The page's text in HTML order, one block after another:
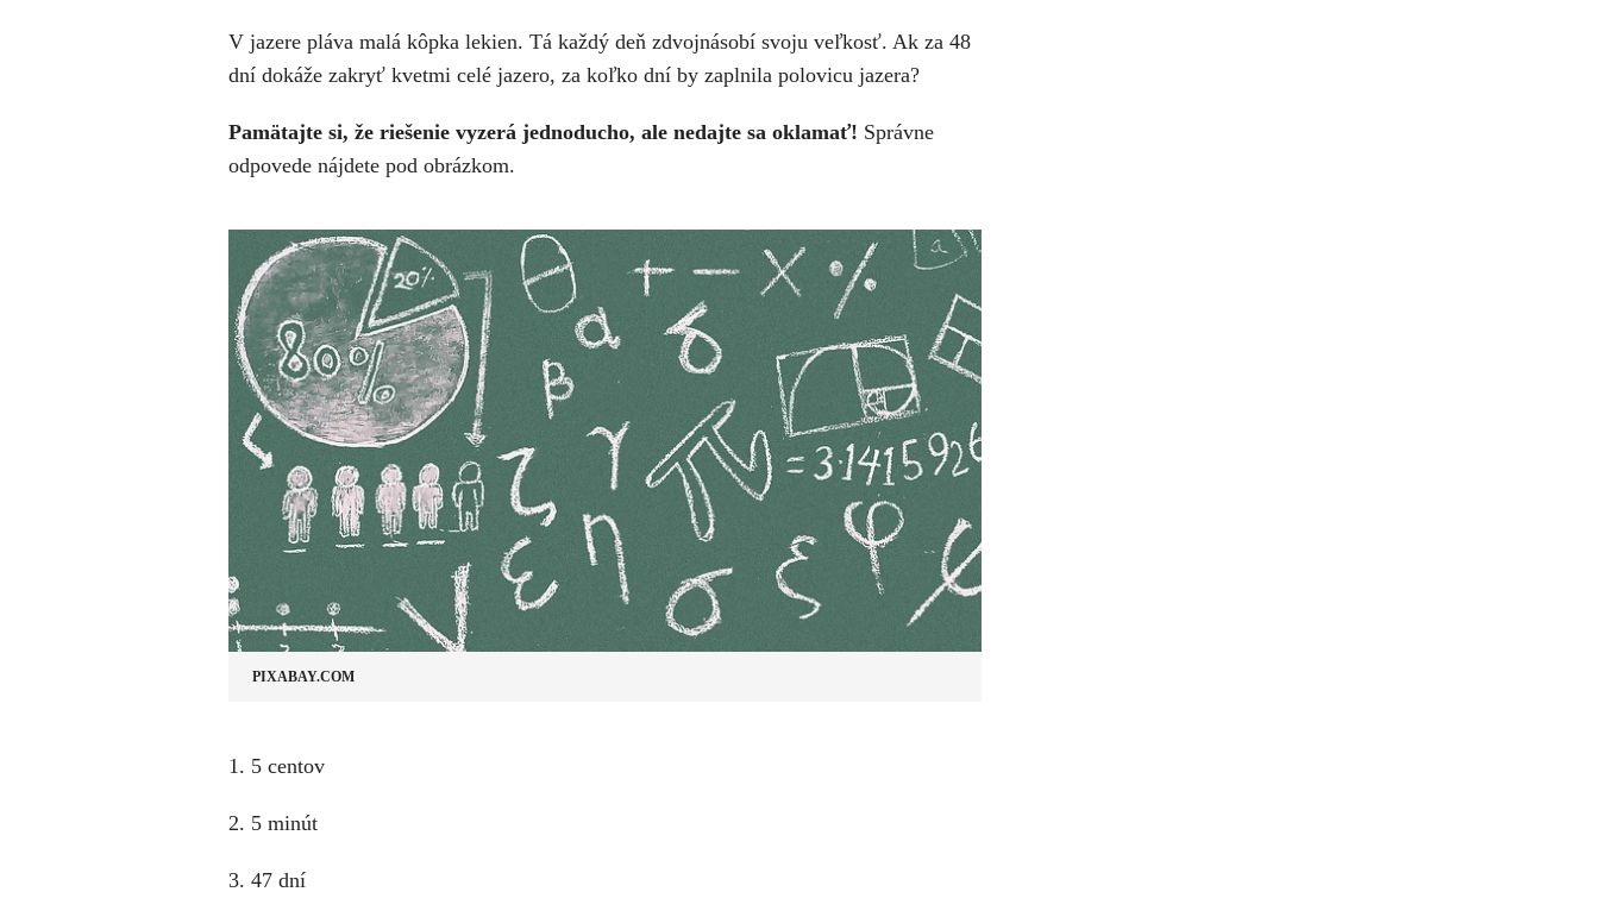
V jazere pláva malá kôpka lekien. Tá každý deň zdvojnásobí svoju veľkosť. Ak za 48
dní dokáže zakryť kvetmi celé jazero, za koľko dní by zaplnila polovicu jazera?
Pamätajte si, že riešenie vyzerá jednoducho, ale nedajte sa oklamať! Správne
odpovede nájdete pod obrázkom.
PIXABAY.COM
​1. 5 centov
2. 5 minút
3. 47 dní